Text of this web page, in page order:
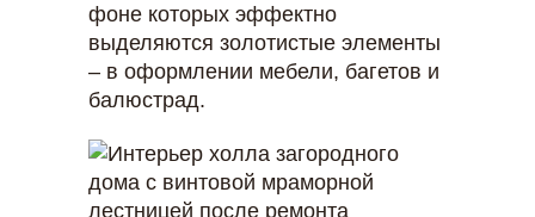
фоне которых эффектно
выделяются золотистые элементы
– в оформлении мебели, багетов и
балюстрад.